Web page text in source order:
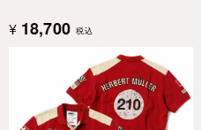
¥ 18,700 税込